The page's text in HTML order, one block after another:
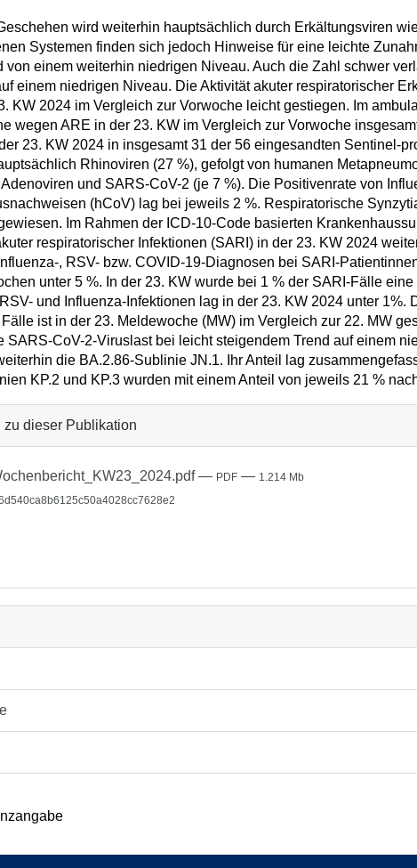
wird weiterhin hauptsächlich durch Erkältungsviren
Systemen finden sich jedoch Hinweise für eine leichte
von einem weiterhin niedrigen Niveau. Auch die Zahl schwer
einem niedrigen Niveau. Die Aktivität akuter respiratorischer
KW 2024 im Vergleich zur Vorwoche leicht gestiegen. Im
wegen ARE in der 23. KW im Vergleich zur Vorwoche
23. KW 2024 in insgesamt 31 der 56 eingesandten Sentinel-
Rhinoviren (27 %), gefolgt von humanen
Adenoviren und SARS-CoV-2 (je 7 %). Die Positivenrate von
(hCoV) lag bei jeweils 2 %. Respiratorische
Im Rahmen der ICD-10-Code basierten
respiratorischer Infektionen (SARI) in der 23. KW 2024
, RSV- bzw. COVID-19-Diagnosen bei SARI-
unter 5 %. In der 23. KW wurde bei 1 % der SARI-Fälle
und Influenza-Infektionen lag in der 23. KW 2024 unter 1%.
ist in der 23. Meldewoche (MW) im Vergleich zur 22. MW
SARS-CoV-2-Viruslast bei leicht steigendem Trend auf einem
die BA.2.86-Sublinie JN.1. Ihr Anteil lag
KP.2 und KP.3 wurden mit einem Anteil von jeweils 21 %
zu dieser Publikation
— PDF — 1.214 Mb